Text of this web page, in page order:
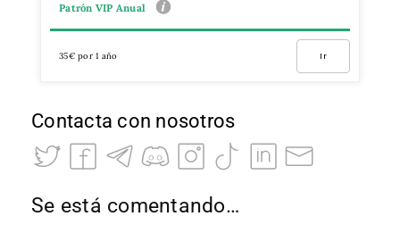
Patrón VIP Anual
35€ por 1 año Ir
Contacta con nosotros
Se está comentando…